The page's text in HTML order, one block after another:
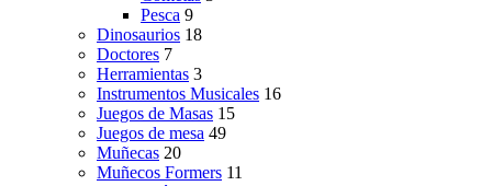
Pesca 9
Dinosaurios 18
Doctores 7
Herramientas 3
Instrumentos Musicales 16
Juegos de Masas 15
Juegos de mesa 49
Muñecas 20
Muñecos Formers 11